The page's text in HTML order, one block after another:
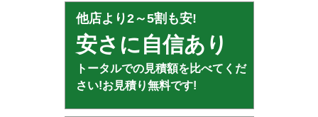
他店より2～5割も安!
安さに自信あり
トータルでの見積額を比べてくだ
さい!お見積り無料です!